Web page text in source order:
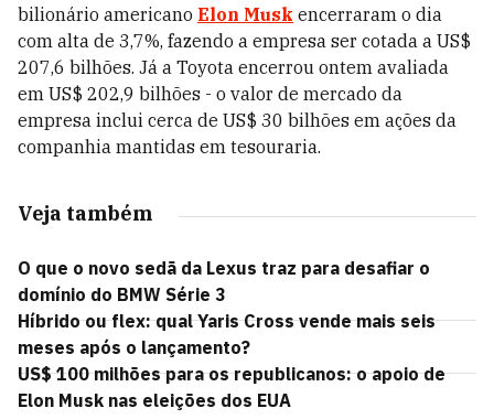
bilionário americano Elon Musk encerraram o dia
com alta de 3,7%, fazendo a empresa ser cotada a US$
207,6 bilhões. Já a Toyota encerrou ontem avaliada
em US$ 202,9 bilhões - o valor de mercado da
empresa inclui cerca de US$ 30 bilhões em ações da
companhia mantidas em tesouraria.
Veja também
O que o novo sedã da Lexus traz para desafiar o
domínio do BMW Série 3
Híbrido ou flex: qual Yaris Cross vende mais seis
meses após o lançamento?
US$ 100 milhões para os republicanos: o apoio de
Elon Musk nas eleições dos EUA